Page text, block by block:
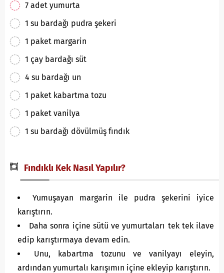
7 adet yumurta
1 su bardağı pudra şekeri
1 paket margarin
1 çay bardağı süt
4 su bardağı un
1 paket kabartma tozu
1 paket vanilya
1 su bardağı dövülmüş fındık
Fındıklı Kek Nasıl Yapılır?
Yumuşayan margarin ile pudra şekerini iyice
karıştırın.
Daha sonra içine sütü ve yumurtaları tek tek ilave
edip karıştırmaya devam edin.
Unu, kabartma tozunu ve vanilyayı eleyin,
ardından yumurtalı karışımın içine ekleyip karıştırın.